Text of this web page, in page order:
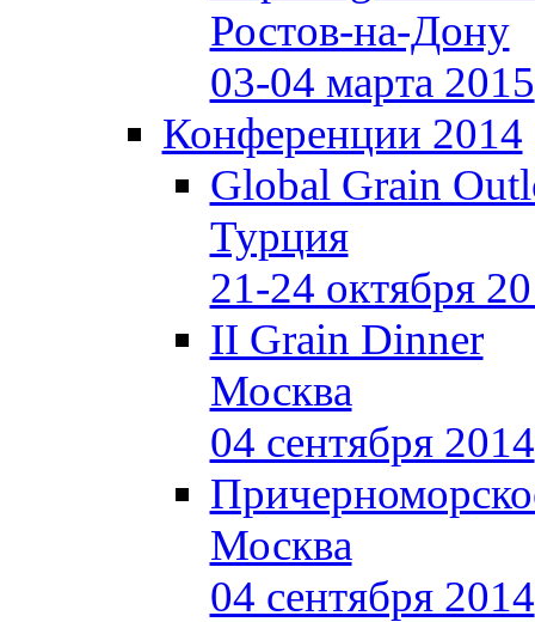
Ростов-на-Дону
03-04 марта 2015
Конференции 2014
Global Grain
Турция
21-24 октября
II Grain Dinner
Москва
04 сентября 2014
Москва
04 сентября 2014